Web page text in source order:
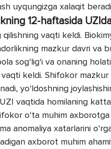
uyqungizga xalaqit
12-haftasida
qilishning vaqti keldi.
mazkur davri va
sog‘lig‘i va onaning
vaqti keldi. Shifokor
yo‘ldoshning
vaqtida homilaning
o‘ta muhim
anomaliya xatarlarini
axborot muhim